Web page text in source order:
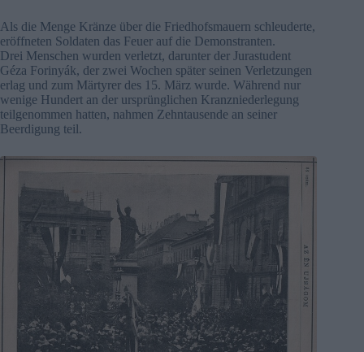
Als die Menge Kränze über die Friedhofsmauern schleuderte,
eröffneten Soldaten das Feuer auf die Demonstranten.
Drei Menschen wurden verletzt, darunter der Jurastudent
Géza Forinyák, der zwei Wochen später seinen Verletzungen
erlag und zum Märtyrer des 15. März wurde. Während nur
wenige Hundert an der ursprünglichen Kranzniederlegung
teilgenommen hatten, nahmen Zehntausende an seiner
Beerdigung teil.